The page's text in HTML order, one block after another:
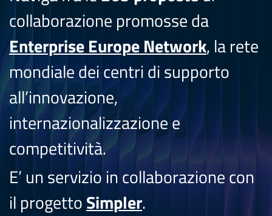
collaborazione promosse da
Enterprise Europe Network, la rete
mondiale dei centri di supporto
all’innovazione,
internazionalizzazione e
competitività.
E’ un servizio in collaborazione con
il progettoSimpler.